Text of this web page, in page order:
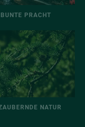
BUNTE PRACHT
NATUR